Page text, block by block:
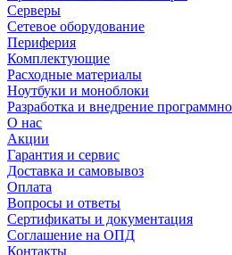
Серверы
Сетевое оборудование
Периферия
Комплектующие
Расходные материалы
Ноутбуки и моноблоки
Разработка и внедрение
О нас
Акции
Гарантия и сервис
Доставка и самовывоз
Оплата
Вопросы и ответы
Сертификаты и документация
Соглашение на ОПД
Контакты